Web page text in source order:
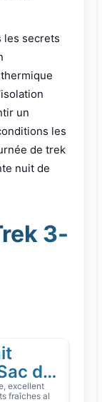
les secrets
un
les
de trek
nuit de
3-
de
excellent
fraîches al